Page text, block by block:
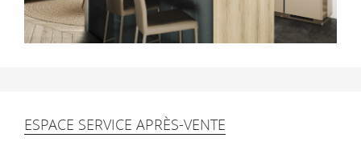
ESPACE SERVICE APRÈS-VENTE